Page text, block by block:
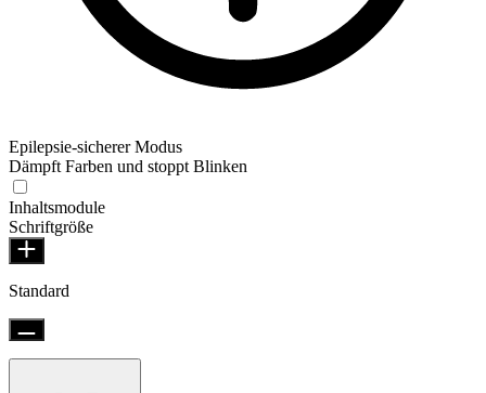
Epilepsie-sicherer Modus
Dämpft Farben und stoppt Blinken
Inhaltsmodule
Schriftgröße
Standard